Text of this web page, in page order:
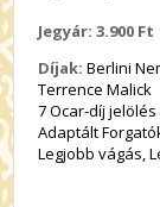
Jegyár: 3.900 Ft
Díjak: Berlini
Terrence Malick
7 Ocar-díj
Adaptált
Legjobb vágás,